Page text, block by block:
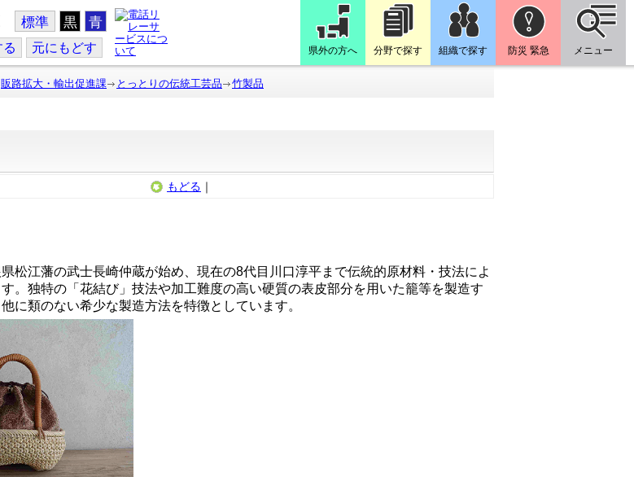
標準 黒 青
る 元にもどす 県外の方へ 分野で探す 組織で探す 防災 緊急 メニュー
販路拡大・輸出促進課 とっとりの伝統工芸品 竹製品
もどる ｜
松江藩の武士長崎仲蔵が始め、現在の8代目川口淳平まで伝統的原材料・技法によ
。独特の「花結び」技法や加工難度の高い硬質の表皮部分を用いた籠等を製造す
に類のない希少な製造方法を特徴としています。